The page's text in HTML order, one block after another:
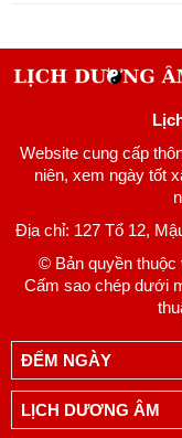
Website cung cấp
niên, xem ngày tốt
Địa chỉ: 127 Tổ 12,
© Bản quyền thuộc
Cấm sao chép dưới
ĐẾM NGÀY
LỊCH DƯƠNG ÂM